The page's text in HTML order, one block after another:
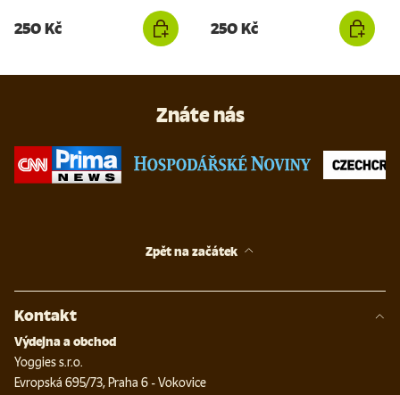
250 Kč 250 Kč
Znáte nás
Zpět na začátek
Kontakt
Výdejna a obchod
Yoggies s.r.o.
Evropská 695/73, Praha 6 - Vokovice